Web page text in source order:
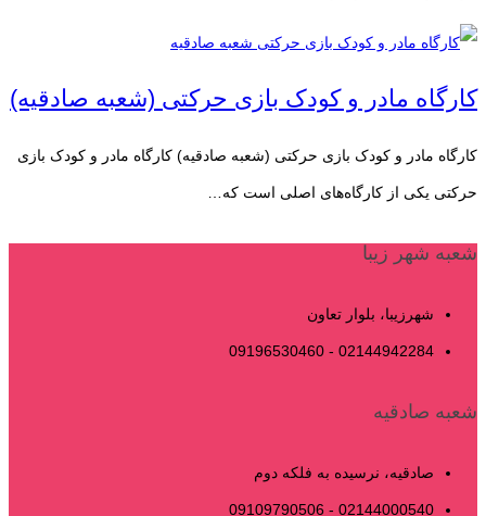
کارگاه مادر و کودک بازی حرکتی (شعبه صادقیه)
کارگاه مادر و کودک بازی حرکتی (شعبه صادقیه) کارگاه مادر و کودک بازی
حرکتی یکی از کارگاه‌های اصلی است که…
شعبه شهر زیبا
شهرزیبا، بلوار تعاون
02144942284 - 09196530460
شعبه صادقیه
صادقیه، نرسیده به فلکه دوم
02144000540 - 09109790506